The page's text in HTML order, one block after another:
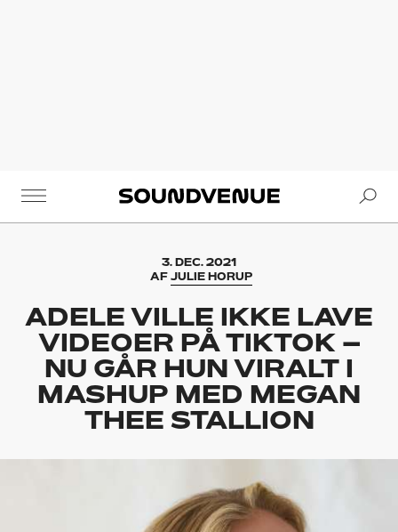
Soundvenue
3. DEC. 2021
AF JULIE HORUP
ADELE VILLE IKKE LAVE
VIDEOER PÅ TIKTOK –
NU GÅR HUN VIRALT I
MASHUP MED MEGAN
THEE STALLION